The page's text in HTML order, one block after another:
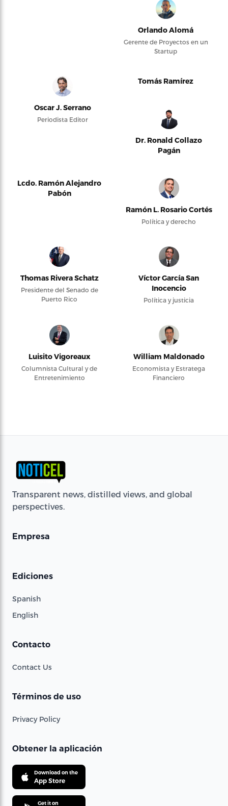
Orlando Alomá
Gerente de Proyectos en un
Startup
Oscar J. Serrano
Periodista Editor
Tomás Ramírez
Dr. Ronald Collazo
Pagán
Lcdo. Ramón Alejandro
Pabón
Ramón L. Rosario Cortés
Política y derecho
Thomas Rivera Schatz
Presidente del Senado de
Puerto Rico
Víctor García San
Inocencio
Política y justicia
Luisito Vigoreaux
Columnista Cultural y de
Entretenimiento
William Maldonado
Economista y Estratega
Financiero
Transparent news, distilled views, and global
perspectives.
Empresa
Ediciones
Spanish
English
Contacto
Contact Us
Términos de uso
Privacy Policy
Obtener la aplicación
Download on the
App Store
Get it on